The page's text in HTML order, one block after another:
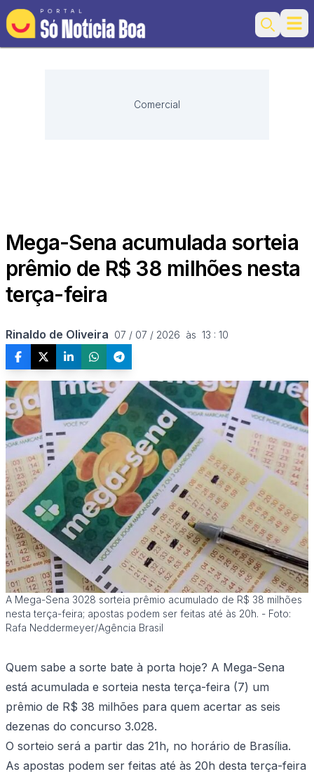
Search
Comercial
Mega-Sena acumulada sorteia
prêmio de R$ 38 milhões nesta
terça-feira
Rinaldo de Oliveira 07 / 07 / 2026  às  13 : 10
A Mega-Sena 3028 sorteia prêmio acumulado de R$ 38 milhões
nesta terça-feira; apostas podem ser feitas até às 20h. - Foto:
Rafa Neddermeyer/Agência Brasil
Quem sabe a sorte bate à porta hoje? A Mega-Sena
está acumulada e sorteia nesta terça-feira (7) um
prêmio de R$ 38 milhões para quem acertar as seis
dezenas do concurso 3.028.
O sorteio será a partir das 21h, no horário de Brasília.
As apostas podem ser feitas até às 20h desta terça-feira